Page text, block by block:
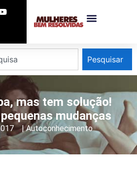
Pesquisar
mas tem solução!
mudanças
|Autoconhecimento